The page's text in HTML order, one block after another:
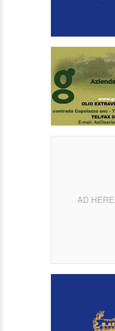
AD